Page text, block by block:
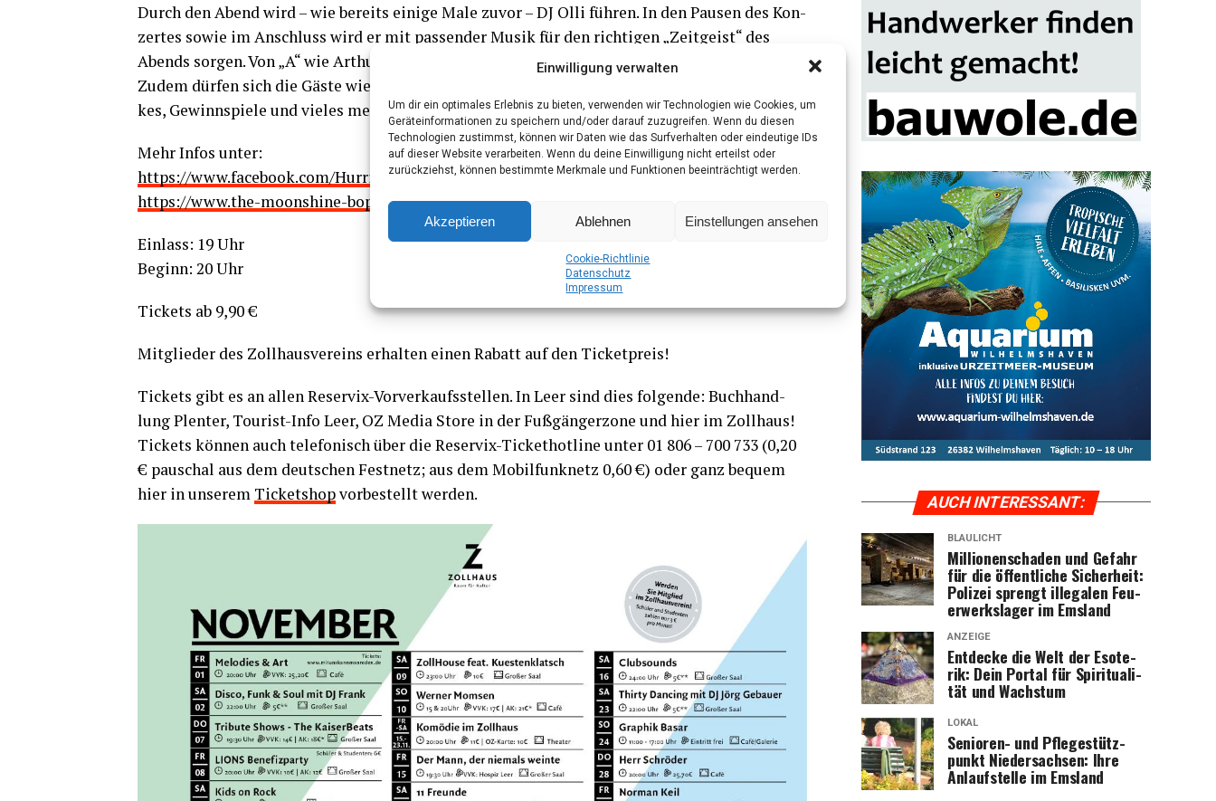
Einwilligung verwalten
Um dir ein optimales Erlebnis zu bieten, verwenden wir Technologien wie Cookies, um
Geräteinformationen zu speichern und/oder darauf zuzugreifen. Wenn du diesen
Technologien zustimmst, können wir Daten wie das Surfverhalten oder eindeutige IDs
auf dieser Website verarbeiten. Wenn du deine Einwilligung nicht erteilst oder
zurückziehst, können bestimmte Merkmale und Funktionen beeinträchtigt werden.
Akzeptieren Ablehnen Einstellungen ansehen
Coo­kie-Richt­li­nie
Daten­schutz
Impres­sum
Durch den Abend wird – wie bereits eini­ge Male zuvor – DJ Olli füh­ren. In den Pau­sen des Kon­
zer­tes sowie im Anschluss wird er mit pas­sen­der Musik für den rich­ti­gen „Zeit­geist“ des
Abends sor­gen. Von „A“ wie Arthur Big Boy Cru­dup bis „Z“ wie Zep Tur­ner ist alles möglich.
Zudem dür­fen sich die Gäs­te wie­der auf vie­le Extras freu­en, wie z.B. eine Foto­wand, Cup­ca­
kes, Gewinn­spie­le und vie­les mehr!
Mehr Infos unter:
https://www.facebook.com/HurricaneHarryTheTailgunners
https://www.the-moonshine-boppers.de/
Ein­lass: 19 Uhr
Beginn: 20 Uhr
Tickets ab 9,90 €
Mit­glie­der des Zoll­haus­ver­eins erhal­ten einen Rabatt auf den Ticketpreis!
Tickets gibt es an allen Reser­vix-Vor­ver­kaufs­stel­len. In Leer sind dies fol­gen­de: Buch­hand­
lung Ple­n­ter, Tou­rist-Info Leer, OZ Media Store in der Fuß­gän­ger­zo­ne und hier im Zoll­haus!
Tickets kön­nen auch tele­fo­nisch über die Reser­vix-Ticket­hot­line unter 01 806 – 700 733 (0,20
€ pau­schal aus dem deut­schen Fest­netz; aus dem Mobil­funk­netz 0,60 €) oder ganz bequem
hier in unse­rem Ticket­shopvor­be­stellt werden. AUCH INTER­ES­SANT:
BLAULICHT
Mil­lio­nen­scha­den und Gefahr
für die öffent­li­che Sicher­heit:
Poli­zei sprengt ille­ga­len Feu­
er­werks­la­ger im Emsland
ANZEIGE
Ent­de­cke die Welt der Eso­te­
rik: Dein Por­tal für Spi­ri­tua­li­
tät und Wachstum
LOKAL
Senio­ren- und Pfle­ge­stütz­
punkt Nie­der­sach­sen: Ihre
Anlauf­stel­le im Emsland